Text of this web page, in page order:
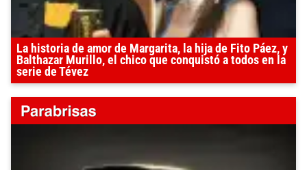
La historia de amor de Margarita, la hija de Fito Páez, y
Balthazar Murillo, el chico que conquistó a todos en la
serie de Tévez